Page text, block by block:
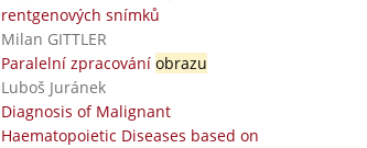
rentgenových snímků
Milan GITTLER
Paralelní zpracování obrazu
Luboš Juránek
Diagnosis of Malignant
Haematopoietic Diseases based on